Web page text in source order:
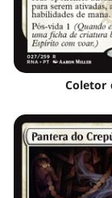
Coletor